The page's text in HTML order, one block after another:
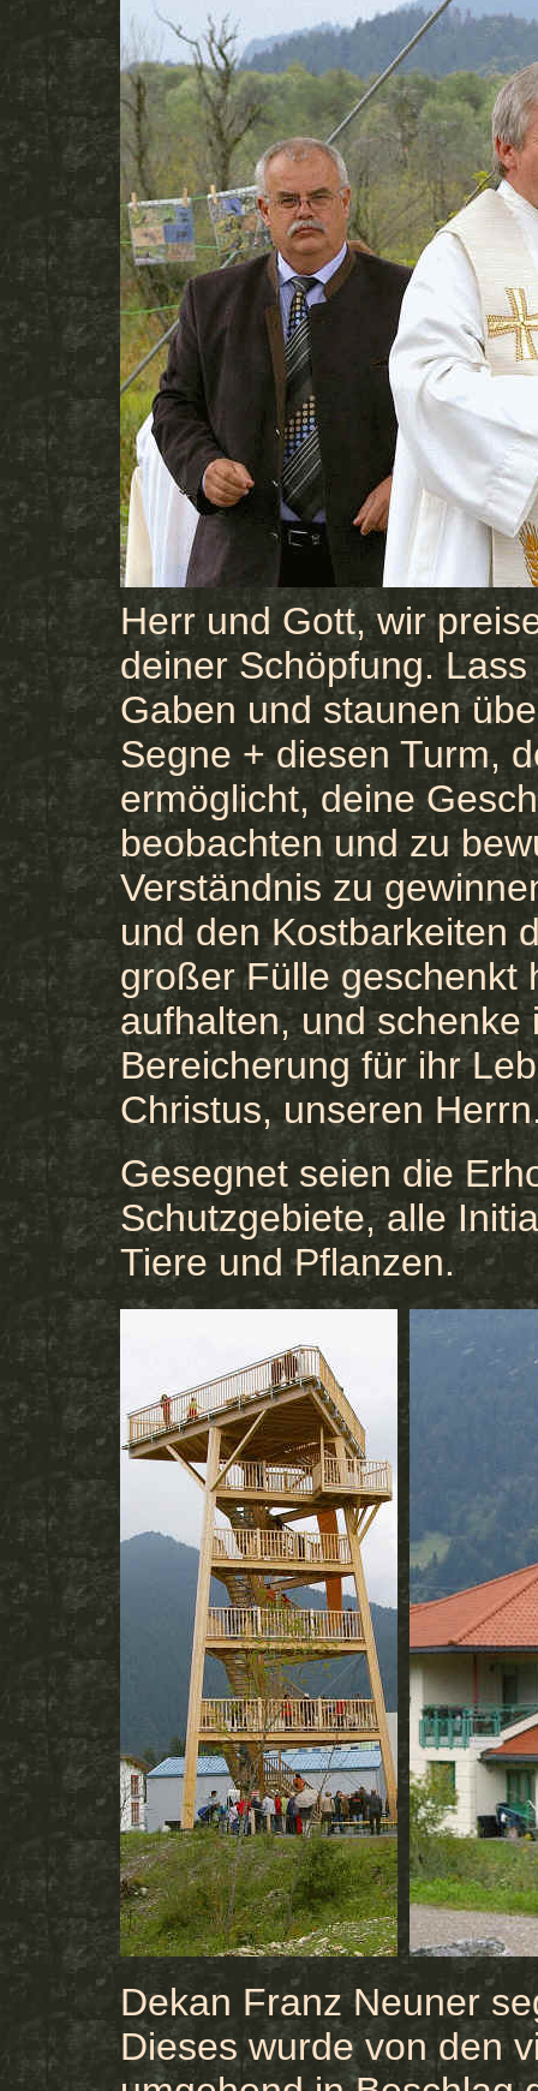
Herr und Gott, wir
deiner Schöpfung.
Gaben und staunen
Segne + diesen Turm,
ermöglicht, deine
beobachten und zu
Verständnis zu
und den Kostbarkeiten
großer Fülle geschenkt
aufhalten, und
Bereicherung für ihr
Christus, unseren
Gesegnet seien die
Schutzgebiete, alle
Tiere und Pflanzen.
Dekan Franz Neuner
Dieses wurde von den